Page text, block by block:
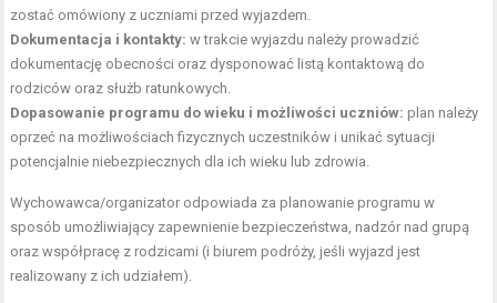
zostać omówiony z uczniami przed wyjazdem.
Dokumentacja i kontakty: w trakcie wyjazdu należy prowadzić
dokumentację obecności oraz dysponować listą kontaktową do
rodziców oraz służb ratunkowych.
Dopasowanie programu do wieku i możliwości uczniów: plan należy
oprzeć na możliwościach fizycznych uczestników i unikać sytuacji
potencjalnie niebezpiecznych dla ich wieku lub zdrowia.
Wychowawca/organizator odpowiada za planowanie programu w
sposób umożliwiający zapewnienie bezpieczeństwa, nadzór nad grupą
oraz współpracę z rodzicami (i biurem podróży, jeśli wyjazd jest
realizowany z ich udziałem).